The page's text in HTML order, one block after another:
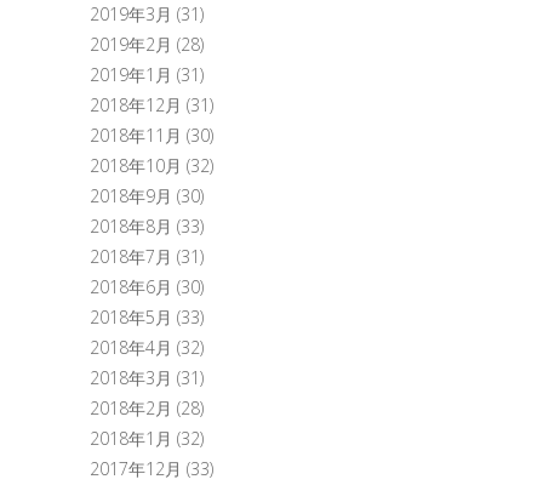
2019年3月 (31)
2019年2月 (28)
2019年1月 (31)
2018年12月 (31)
2018年11月 (30)
2018年10月 (32)
2018年9月 (30)
2018年8月 (33)
2018年7月 (31)
2018年6月 (30)
2018年5月 (33)
2018年4月 (32)
2018年3月 (31)
2018年2月 (28)
2018年1月 (32)
2017年12月 (33)